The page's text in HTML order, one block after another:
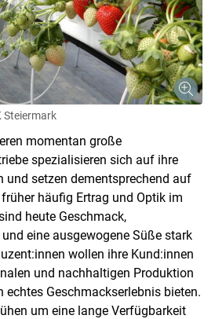
Steiermark
momentan große
spezialisieren sich auf ihre
und setzen dementsprechend auf
häufig Ertrag und Optik im
heute Geschmack,
eine ausgewogene Süße stark
wollen ihre Kund:innen
und nachhaltigen Produktion
echtes Geschmackserlebnis bieten.
um eine lange Verfügbarkeit